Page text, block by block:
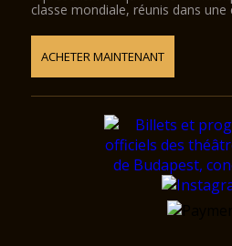
plus grand et abrite également un
ont lieu tous les jours à 15 et 16
classe mondiale, réunis dans une
ACHETER MAINTENANT